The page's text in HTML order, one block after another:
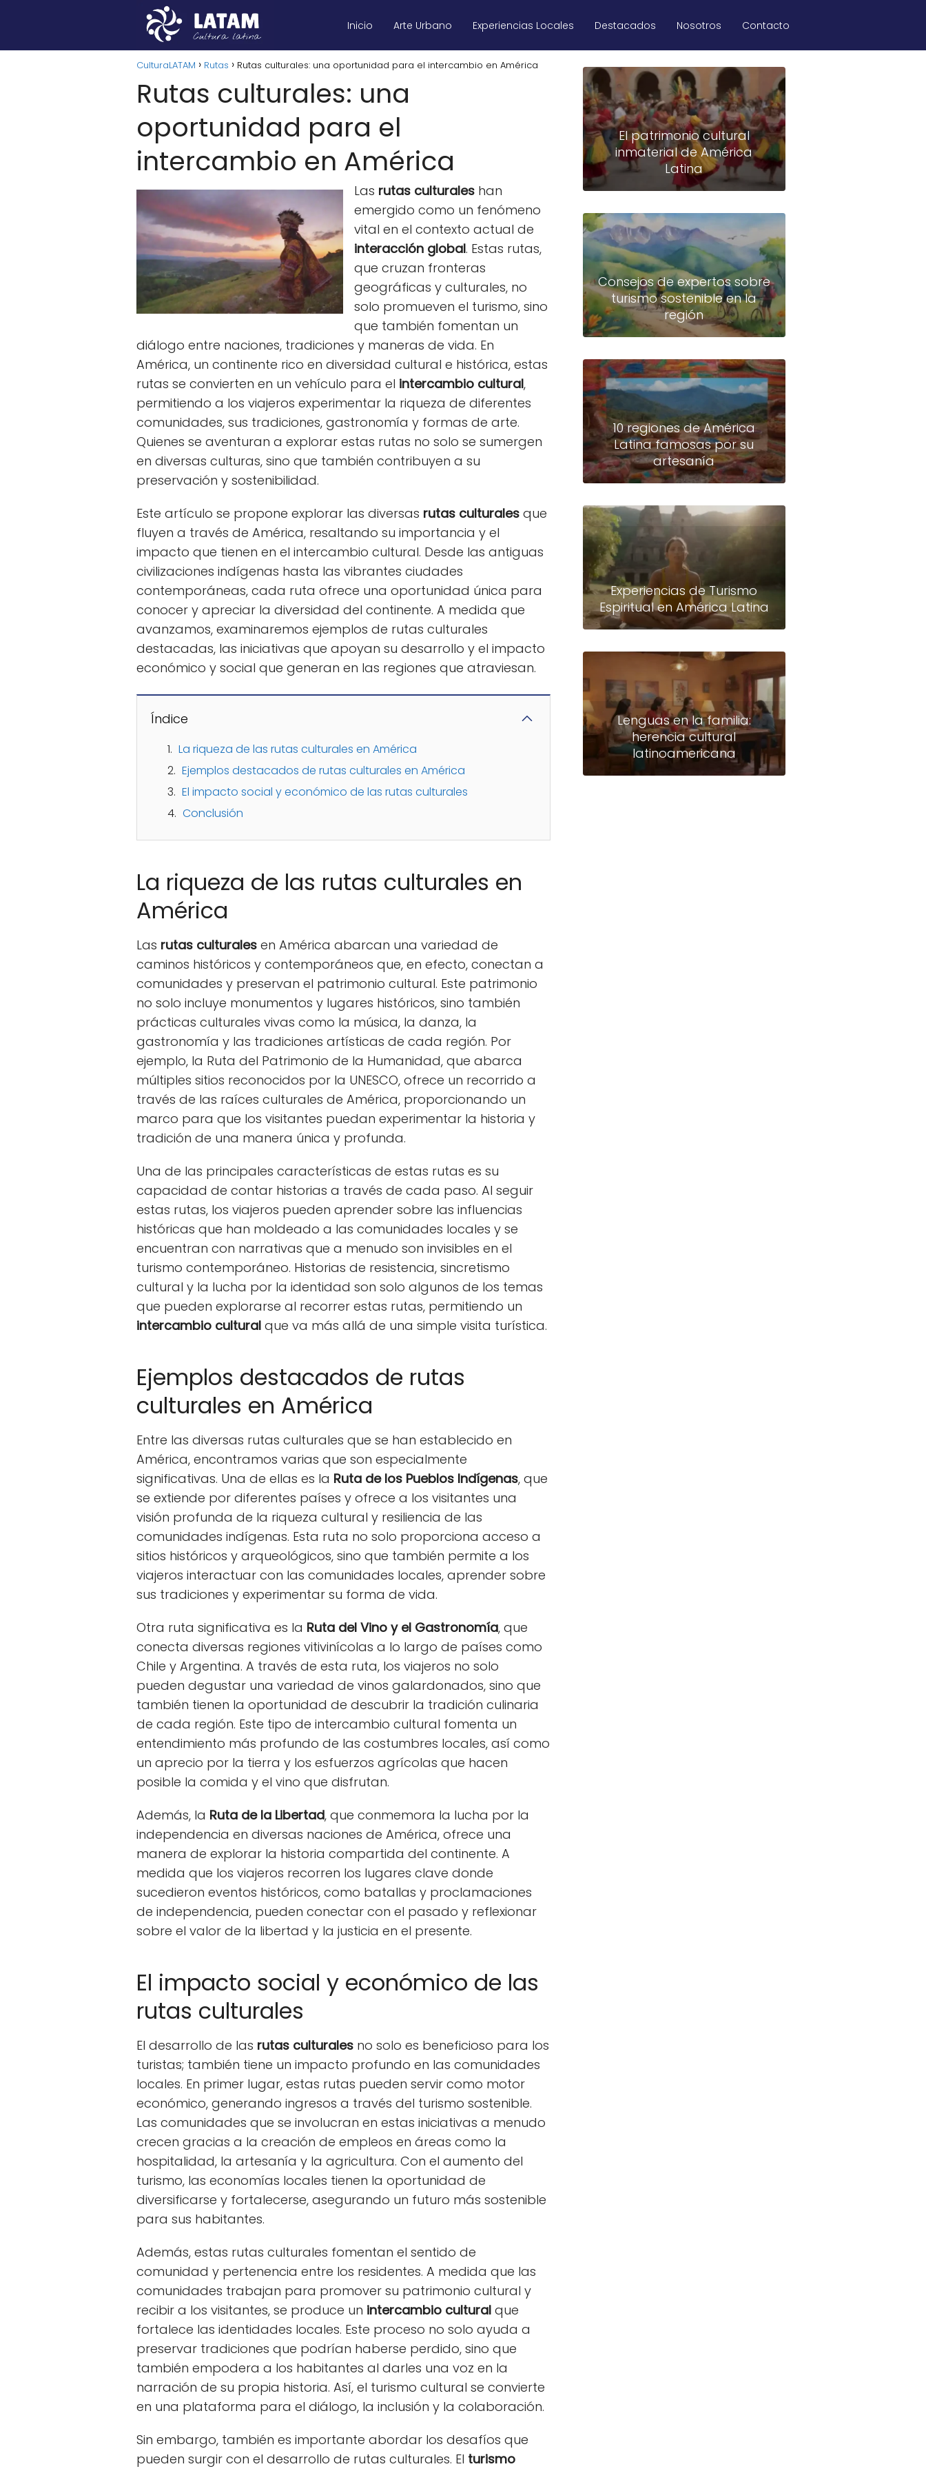
Inicio Arte Urbano Experiencias Locales Destacados Nosotros Contacto
CulturaLATAM Rutas Rutas culturales: una oportunidad para el intercambio en América
Rutas culturales: una
oportunidad para el
intercambio en América
Las rutas culturales han
emergido como un fenómeno
vital en el contexto actual de
interacción global. Estas rutas,
que cruzan fronteras
geográficas y culturales, no
solo promueven el turismo, sino
que también fomentan un
diálogo entre naciones, tradiciones y maneras de vida. En
América, un continente rico en diversidad cultural e histórica, estas
rutas se convierten en un vehículo para el intercambio cultural,
permitiendo a los viajeros experimentar la riqueza de diferentes
comunidades, sus tradiciones, gastronomía y formas de arte.
Quienes se aventuran a explorar estas rutas no solo se sumergen
en diversas culturas, sino que también contribuyen a su
preservación y sostenibilidad.
Este artículo se propone explorar las diversas rutas culturales que
fluyen a través de América, resaltando su importancia y el
impacto que tienen en el intercambio cultural. Desde las antiguas
civilizaciones indígenas hasta las vibrantes ciudades
contemporáneas, cada ruta ofrece una oportunidad única para
conocer y apreciar la diversidad del continente. A medida que
avanzamos, examinaremos ejemplos de rutas culturales
destacadas, las iniciativas que apoyan su desarrollo y el impacto
económico y social que generan en las regiones que atraviesan.
Índice
La riqueza de las rutas culturales en América
Ejemplos destacados de rutas culturales en América
El impacto social y económico de las rutas culturales
Conclusión
La riqueza de las rutas culturales en
América
Las rutas culturales en América abarcan una variedad de
caminos históricos y contemporáneos que, en efecto, conectan a
comunidades y preservan el patrimonio cultural. Este patrimonio
no solo incluye monumentos y lugares históricos, sino también
prácticas culturales vivas como la música, la danza, la
gastronomía y las tradiciones artísticas de cada región. Por
ejemplo, la Ruta del Patrimonio de la Humanidad, que abarca
múltiples sitios reconocidos por la UNESCO, ofrece un recorrido a
través de las raíces culturales de América, proporcionando un
marco para que los visitantes puedan experimentar la historia y
tradición de una manera única y profunda.
Una de las principales características de estas rutas es su
capacidad de contar historias a través de cada paso. Al seguir
estas rutas, los viajeros pueden aprender sobre las influencias
históricas que han moldeado a las comunidades locales y se
encuentran con narrativas que a menudo son invisibles en el
turismo contemporáneo. Historias de resistencia, sincretismo
cultural y la lucha por la identidad son solo algunos de los temas
que pueden explorarse al recorrer estas rutas, permitiendo un
intercambio cultural que va más allá de una simple visita turística.
Ejemplos destacados de rutas
culturales en América
Entre las diversas rutas culturales que se han establecido en
América, encontramos varias que son especialmente
significativas. Una de ellas es la Ruta de los Pueblos Indígenas, que
se extiende por diferentes países y ofrece a los visitantes una
visión profunda de la riqueza cultural y resiliencia de las
comunidades indígenas. Esta ruta no solo proporciona acceso a
sitios históricos y arqueológicos, sino que también permite a los
viajeros interactuar con las comunidades locales, aprender sobre
sus tradiciones y experimentar su forma de vida.
Otra ruta significativa es la Ruta del Vino y el Gastronomía, que
conecta diversas regiones vitivinícolas a lo largo de países como
Chile y Argentina. A través de esta ruta, los viajeros no solo
pueden degustar una variedad de vinos galardonados, sino que
también tienen la oportunidad de descubrir la tradición culinaria
de cada región. Este tipo de intercambio cultural fomenta un
entendimiento más profundo de las costumbres locales, así como
un aprecio por la tierra y los esfuerzos agrícolas que hacen
posible la comida y el vino que disfrutan.
Además, la Ruta de la Libertad, que conmemora la lucha por la
independencia en diversas naciones de América, ofrece una
manera de explorar la historia compartida del continente. A
medida que los viajeros recorren los lugares clave donde
sucedieron eventos históricos, como batallas y proclamaciones
de independencia, pueden conectar con el pasado y reflexionar
sobre el valor de la libertad y la justicia en el presente.
El impacto social y económico de las
rutas culturales
El desarrollo de las rutas culturales no solo es beneficioso para los
turistas; también tiene un impacto profundo en las comunidades
locales. En primer lugar, estas rutas pueden servir como motor
económico, generando ingresos a través del turismo sostenible.
Las comunidades que se involucran en estas iniciativas a menudo
crecen gracias a la creación de empleos en áreas como la
hospitalidad, la artesanía y la agricultura. Con el aumento del
turismo, las economías locales tienen la oportunidad de
diversificarse y fortalecerse, asegurando un futuro más sostenible
para sus habitantes.
Además, estas rutas culturales fomentan el sentido de
comunidad y pertenencia entre los residentes. A medida que las
comunidades trabajan para promover su patrimonio cultural y
recibir a los visitantes, se produce un intercambio cultural que
fortalece las identidades locales. Este proceso no solo ayuda a
preservar tradiciones que podrían haberse perdido, sino que
también empodera a los habitantes al darles una voz en la
narración de su propia historia. Así, el turismo cultural se convierte
en una plataforma para el diálogo, la inclusión y la colaboración.
Sin embargo, también es importante abordar los desafíos que
pueden surgir con el desarrollo de rutas culturales. El turismo
El patrimonio cultural
inmaterial de América
Latina
Consejos de expertos sobre
turismo sostenible en la
región
10 regiones de América
Latina famosas por su
artesanía
Experiencias de Turismo
Espiritual en América Latina
Lenguas en la familia:
herencia cultural
latinoamericana